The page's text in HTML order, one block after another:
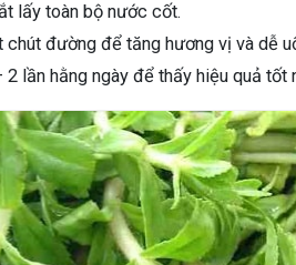
lấy toàn bộ nước cốt.
đường để tăng hương vị và dễ
lần hằng ngày để thấy hiệu quả tốt